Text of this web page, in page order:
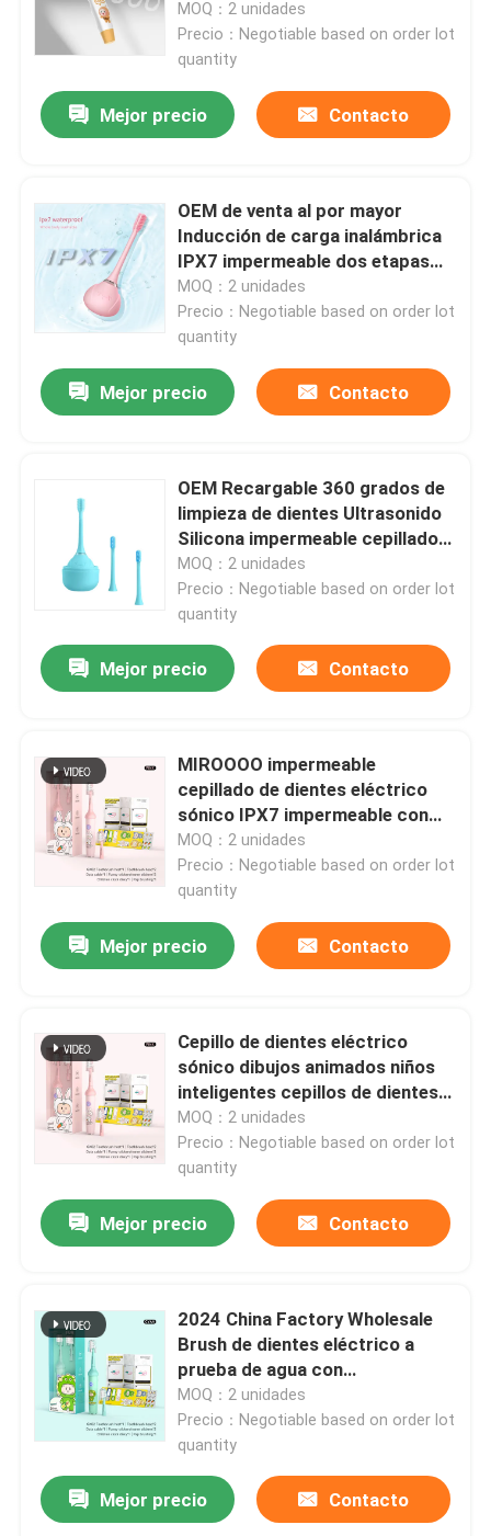
Productos
del cepillo de dientes IPX7
MOQ：2 unidades
Precio：Negotiable based on order lot
quantity
Mejor precio Contacto
OEM de venta al por mayor
Inducción de carga inalámbrica
IPX7 impermeable dos etapas
cabeza del cepillo de dientes
eléctrico
MOQ：2 unidades
Precio：Negotiable based on order lot
quantity
Mejor precio Contacto
OEM Recargable 360 grados de
limpieza de dientes Ultrasonido
Silicona impermeable cepillado
de dientes eléctrico
MOQ：2 unidades
Precio：Negotiable based on order lot
quantity
Mejor precio Contacto
MIROOOO impermeable
cepillado de dientes eléctrico
sónico IPX7 impermeable con
temporizador inteligente
MOQ：2 unidades
Precio：Negotiable based on order lot
quantity
Mejor precio Contacto
Cepillo de dientes eléctrico
sónico dibujos animados niños
inteligentes cepillos de dientes
para niños de 3 a 15 años
MOQ：2 unidades
Precio：Negotiable based on order lot
quantity
Mejor precio Contacto
2024 China Factory Wholesale
Brush de dientes eléctrico a
prueba de agua con
temporizador inteligente
MOQ：2 unidades
Precio：Negotiable based on order lot
quantity
Mejor precio Contacto